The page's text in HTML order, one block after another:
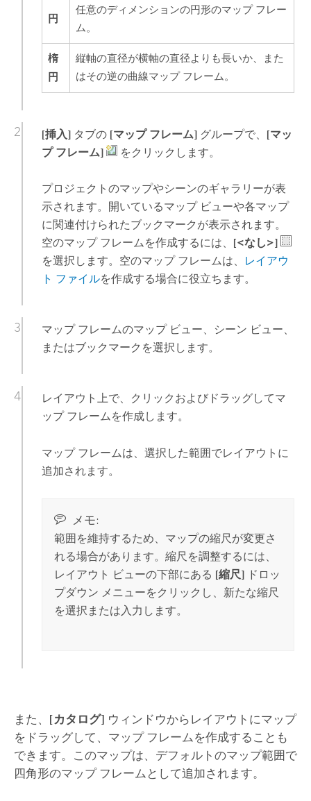
円
任意のディメンションの円形のマップ フレー
ム。
楕
円
縦軸の直径が横軸の直径よりも長いか、また
はその逆の曲線マップ フレーム。
[挿入]タブの [マップ フレーム]グループで、 [マッ
プ フレーム]
をクリックします。
プロジェクトのマップやシーンのギャラリーが表
示されます。開いているマップ ビューや各マップ
に関連付けられたブックマークが表示されます。
空のマップ フレームを作成するには、 [<なし>]
を選択します。空のマップ フレームは、
レイアウ
ト ファイルを作成する場合に役立ちます。
マップ フレームのマップ ビュー、シーン ビュー、
またはブックマークを選択します。
レイアウト上で、クリックおよびドラッグしてマ
ップ フレームを作成します。
マップ フレームは、選択した範囲でレイアウトに
追加されます。
メモ:
範囲を維持するため、マップの縮尺が変更さ
れる場合があります。縮尺を調整するには、
レイアウト ビューの下部にある [縮尺]ドロッ
プダウン メニューをクリックし、新たな縮尺
を選択または入力します。
また、 [カタログ] ウィンドウからレイアウトにマップ
をドラッグして、マップ フレームを作成することも
できます。このマップは、デフォルトのマップ範囲で
四角形のマップ フレームとして追加されます。